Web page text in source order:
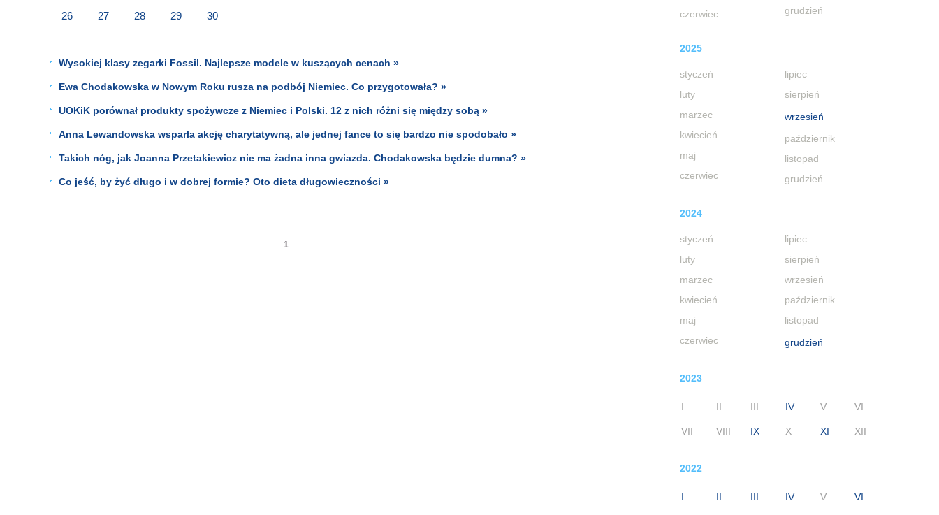
czerwiec
grudzień
2025
styczeń
luty
marzec
kwiecień
maj
czerwiec
lipiec
sierpień
wrzesień
październik
listopad
grudzień
2024
styczeń
luty
marzec
kwiecień
maj
czerwiec
lipiec
sierpień
wrzesień
październik
listopad
grudzień
2023
I II III IV V VI
VII VIII IX X XI XII
2022
I II III IV V VI
26 27 28 29 30
Wysokiej klasy zegarki Fossil. Najlepsze modele w kuszących cenach »
Ewa Chodakowska w Nowym Roku rusza na podbój Niemiec. Co przygotowała? »
UOKiK porównał produkty spożywcze z Niemiec i Polski. 12 z nich różni się między sobą »
Anna Lewandowska wsparła akcję charytatywną, ale jednej fance to się bardzo nie spodobało »
Takich nóg, jak Joanna Przetakiewicz nie ma żadna inna gwiazda. Chodakowska będzie dumna? »
Co jeść, by żyć długo i w dobrej formie? Oto dieta długowieczności »
1